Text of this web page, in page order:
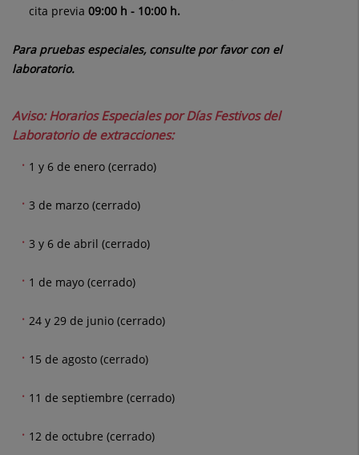
cita previa 09:00 h - 10:00 h.
Para pruebas especiales, consulte por favor con el
laboratorio.
Aviso: Horarios Especiales por Días Festivos del
Laboratorio de extracciones:
1 y 6 de enero (cerrado)
3 de marzo (cerrado)
3 y 6 de abril (cerrado)
1 de mayo (cerrado)
24 y 29 de junio (cerrado)
15 de agosto (cerrado)
11 de septiembre (cerrado)
12 de octubre (cerrado)